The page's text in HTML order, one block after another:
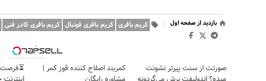
بازدید از صفحه اول / کریم باقری کریم باقری فوتبال کریم باقری کادر فنی
وبگردی
صورتت از سنت پیرتر نشونت
کمربند اصلاح کننده قوز کمر |